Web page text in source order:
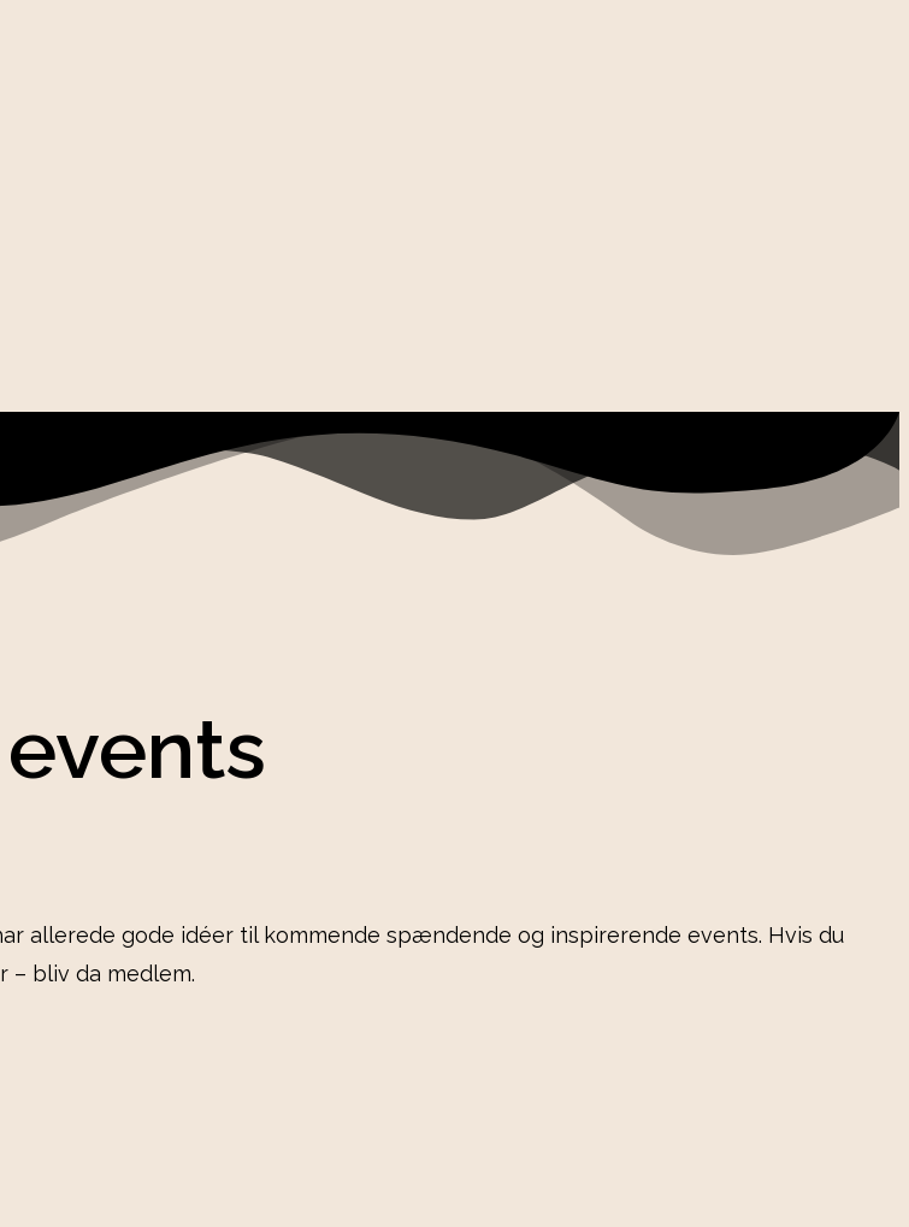
allerede gode idéer til kommende spændende og inspirerende events. Hvis du
– bliv da medlem.